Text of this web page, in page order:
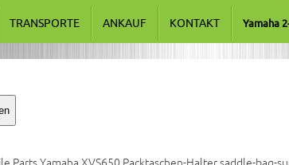
TRANSPORTE ANKAUF KONTAKT Yamaha